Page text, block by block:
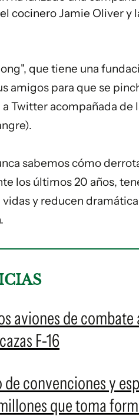
cocinero Jamie Oliver y
que tiene una
amigos para que se
Twitter acompañada de
sabemos cómo
los últimos 20 años,
vidas y reducen
aviones de
F-16
convenciones y
que toma